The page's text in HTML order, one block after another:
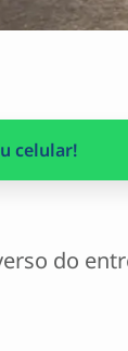
celular!
do